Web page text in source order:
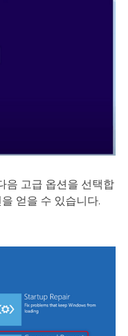
음 고급 옵션을 선택합
얻을 수 있습니다.